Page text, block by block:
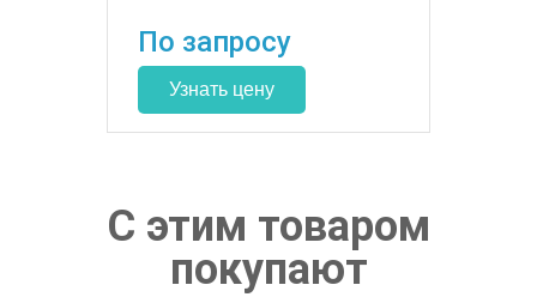
По запросу
С этим товаром
покупают